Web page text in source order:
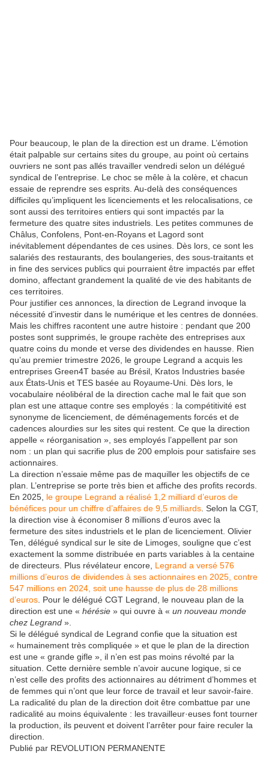
Pour beaucoup, le plan de la direction est un drame. L’émotion
était palpable sur certains sites du groupe, au point où certains
ouvriers ne sont pas allés travailler vendredi selon un délégué
syndical de l’entreprise. Le choc se mêle à la colère, et chacun
essaie de reprendre ses esprits. Au-delà des conséquences
difficiles qu’impliquent les licenciements et les relocalisations, ce
sont aussi des territoires entiers qui sont impactés par la
fermeture des quatre sites industriels. Les petites communes de
Châlus, Confolens, Pont-en-Royans et Lagord sont
inévitablement dépendantes de ces usines. Dès lors, ce sont les
salariés des restaurants, des boulangeries, des sous-traitants et
in fine des services publics qui pourraient être impactés par effet
domino, affectant grandement la qualité de vie des habitants de
ces territoires.
Pour justifier ces annonces, la direction de Legrand invoque la
nécessité d’investir dans le numérique et les centres de données.
Mais les chiffres racontent une autre histoire : pendant que 200
postes sont supprimés, le groupe rachète des entreprises aux
quatre coins du monde et verse des dividendes en hausse. Rien
qu’au premier trimestre 2026, le groupe Legrand a acquis les
entreprises Green4T basée au Brésil, Kratos Industries basée
aux États-Unis et TES basée au Royaume-Uni. Dès lors, le
vocabulaire néolibéral de la direction cache mal le fait que son
plan est une attaque contre ses employés : la compétitivité est
synonyme de licenciement, de déménagements forcés et de
cadences alourdies sur les sites qui restent. Ce que la direction
appelle « réorganisation », ses employés l’appellent par son
nom : un plan qui sacrifie plus de 200 emplois pour satisfaire ses
actionnaires.
La direction n’essaie même pas de maquiller les objectifs de ce
plan. L’entreprise se porte très bien et affiche des profits records.
En 2025, le groupe Legrand a réalisé 1,2 milliard d’euros de
bénéfices pour un chiffre d’affaires de 9,5 milliards . Selon la CGT,
la direction vise à économiser 8 millions d’euros avec la
fermeture des sites industriels et le plan de licenciement. Olivier
Ten, délégué syndical sur le site de Limoges, souligne que c’est
exactement la somme distribuée en parts variables à la centaine
de directeurs. Plus révélateur encore, Legrand a versé 576
millions d’euros de dividendes à ses actionnaires en 2025, contre
547 millions en 2024, soit une hausse de plus de 28 millions
d’euros . Pour le délégué CGT Legrand, le nouveau plan de la
direction est une « hérésie » qui ouvre à « un nouveau monde
chez Legrand ».
Si le délégué syndical de Legrand confie que la situation est
« humainement très compliquée » et que le plan de la direction
est une « grande gifle », il n’en est pas moins révolté par la
situation. Cette dernière semble n’avoir aucune logique, si ce
n’est celle des profits des actionnaires au détriment d’hommes et
de femmes qui n’ont que leur force de travail et leur savoir-faire.
La radicalité du plan de la direction doit être combattue par une
radicalité au moins équivalente : les travailleur·euses font tourner
la production, ils peuvent et doivent l’arrêter pour faire reculer la
direction.
Publié par REVOLUTION PERMANENTE